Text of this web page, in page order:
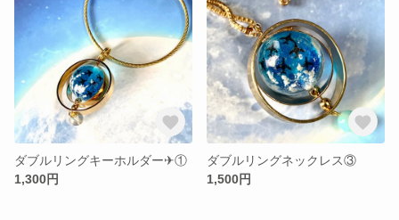
ダブルリングキーホルダー✈︎①
1,300円
ダブルリングネックレス③
1,500円